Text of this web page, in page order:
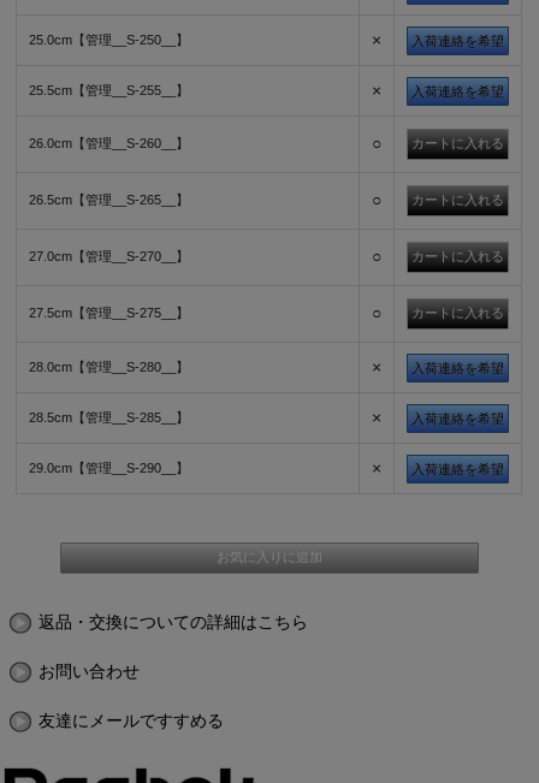
25.0cm【管理__S-250__】 × 入荷連絡を希望
25.5cm【管理__S-255__】 × 入荷連絡を希望
26.0cm【管理__S-260__】 ○
26.5cm【管理__S-265__】 ○
27.0cm【管理__S-270__】 ○
27.5cm【管理__S-275__】 ○
28.0cm【管理__S-280__】 × 入荷連絡を希望
28.5cm【管理__S-285__】 × 入荷連絡を希望
29.0cm【管理__S-290__】 × 入荷連絡を希望
返品・交換についての詳細はこちら
お問い合わせ
友達にメールですすめる